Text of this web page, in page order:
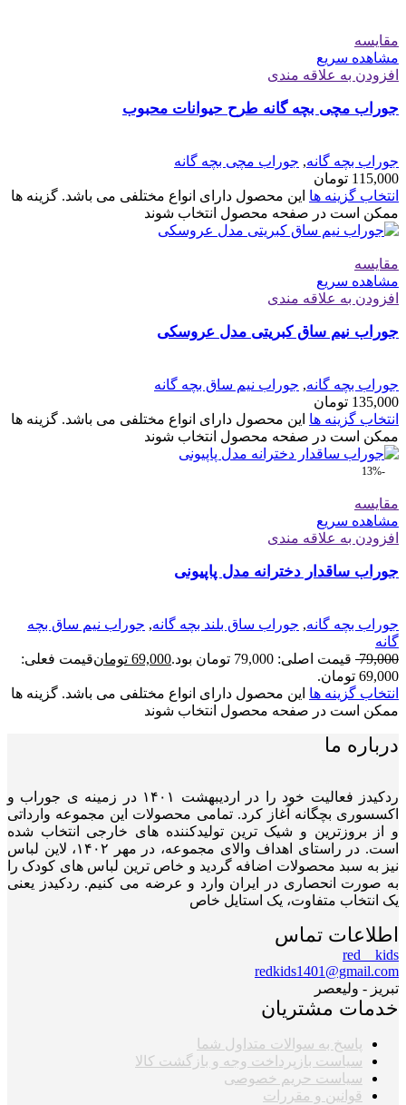
مقایسه
مشاهده سریع
افزودن به علاقه مندی
جوراب مچی بچه گانه طرح حیوانات محبوب
جوراب بچه گانه, جوراب مچی بچه گانه
115,000 تومان
انتخاب گزینه ها این محصول دارای انواع مختلفی می باشد. گزینه ها
ممکن است در صفحه محصول انتخاب شوند
مقایسه
مشاهده سریع
افزودن به علاقه مندی
جوراب نیم ساق کبریتی مدل عروسکی
جوراب بچه گانه, جوراب نیم ساق بچه گانه
135,000 تومان
انتخاب گزینه ها این محصول دارای انواع مختلفی می باشد. گزینه ها
ممکن است در صفحه محصول انتخاب شوند
-13%
مقایسه
مشاهده سریع
افزودن به علاقه مندی
جوراب ساقدار دخترانه مدل پاپیونی
جوراب بچه گانه, جوراب ساق بلند بچه گانه, جوراب نیم ساق بچه
گانه
79,000 قیمت اصلی: 79,000 تومان بود. 69,000 تومانقیمت فعلی:
69,000 تومان.
انتخاب گزینه ها این محصول دارای انواع مختلفی می باشد. گزینه ها
ممکن است در صفحه محصول انتخاب شوند
درباره ما
ردکیدز فعالیت خود را در اردیبهشت ۱۴۰۱ در زمینه ی جوراب و
اکسسوری بچگانه آغاز کرد. تمامی محصولات این مجموعه وارداتی
و از بروزترین و شیک ترین تولیدکننده های خارجی انتخاب شده
است. در راستای اهداف والای مجموعه، در مهر ۱۴۰۲، لاین لباس
نیز به سبد محصولات اضافه گردید و خاص ترین لباس های کودک را
به صورت انحصاری در ایران وارد و عرضه می کنیم. ردکیدز یعنی
یک انتخاب متفاوت، یک استایل خاص
اطلاعات تماس
red__kids
redkids1401@gmail.com
تبریز - ولیعصر
خدمات مشتریان
پاسخ به سوالات متداول شما
سیاست بازپرداخت وجه و بازگشت کالا
سیاست حریم خصوصی
قوانین و مقررات